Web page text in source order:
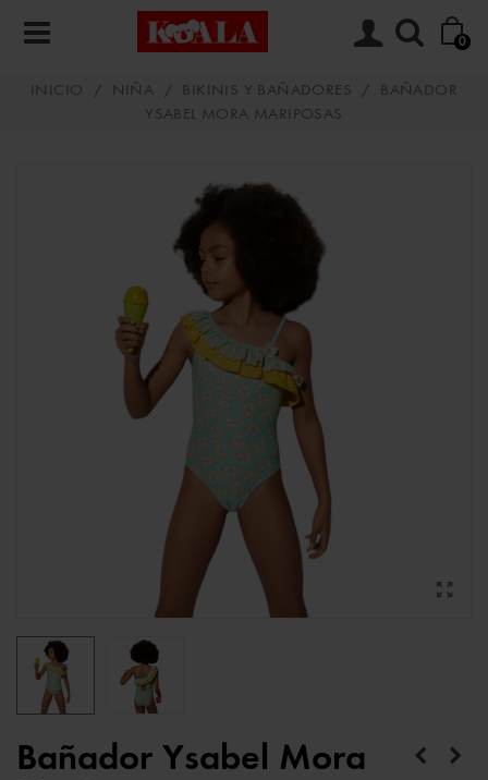
0
INICIO / NIÑA / BIKINIS Y BAÑADORES /
BAÑADOR
YSABEL MORA MARIPOSAS
Bañador Ysabel Mora